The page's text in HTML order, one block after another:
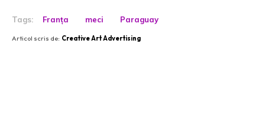
Tags: Franța meci Paraguay
Articol scris de: Creative Art Advertising